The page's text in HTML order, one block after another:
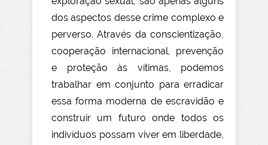
dos aspectos desse crime complexo e
perverso. Através da conscientização,
cooperação internacional, prevenção
e proteção às vítimas, podemos
trabalhar em conjunto para erradicar
essa forma moderna de escravidão e
construir um futuro onde todos os
indivíduos possam viver em liberdade,